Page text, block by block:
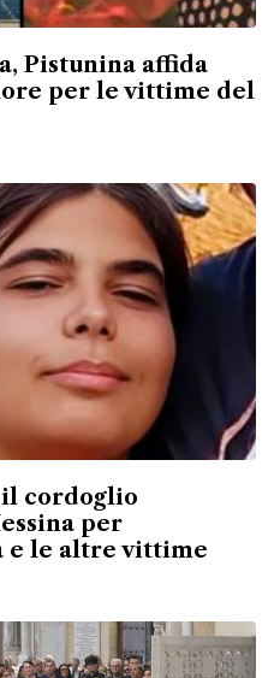
Pistunina affida
per le vittime del
cordoglio
per
e le altre vittime